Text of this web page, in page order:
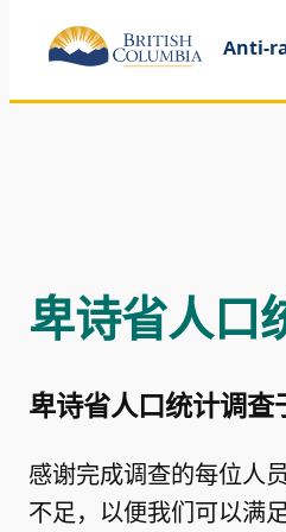
Anti-
卑诗省人口
卑诗省人口统计调查
感谢完成调查的每位人
不足，以便我们可以满